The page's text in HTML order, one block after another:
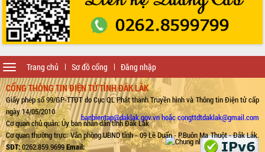
Trang chủ Sơ đồ cổng Đăng nhập
Toggle
navigation
CỔNG THÔNG TIN ĐIỆN TỬ TỈNH ĐẮK LẮK
Giấy phép số 99/GP-TTĐT do Cục QL Phát thanh Truyền hình và Thông tin Điện tử cấp
ngày 14/05/2010
Cơ quan chủ quản: Ủy ban nhân dân tỉnh Đắk Lắk
Cơ quan thường trực: Văn phòng UBND tỉnh - 09 Lê Duẩn - P.Buôn Ma Thuột - Đắk Lắk.
SĐT:0262.859.9699Email:
banbientap@daklak.gov.vn hoặc congttdtdaklak@gmail.com